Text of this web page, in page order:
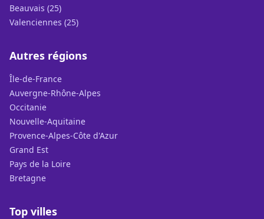
Beauvais (25)
Valenciennes (25)
Autres régions
Île-de-France
Auvergne-Rhône-Alpes
Occitanie
Nouvelle-Aquitaine
Provence-Alpes-Côte d'Azur
Grand Est
Pays de la Loire
Bretagne
Top villes